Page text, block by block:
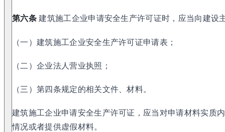
第六条建筑施工企业申请安全生产许可证时，应当向建设
（一）建筑施工企业安全生产许可证申请表；
（二）企业法人营业执照；
（三）第四条规定的相关文件、材料。
建筑施工企业申请安全生产许可证，应当对申请材料实质
情况或者提供虚假材料。